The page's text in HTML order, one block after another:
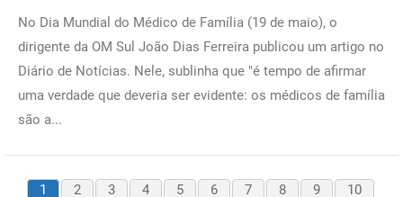
No Dia Mundial do Médico de Família (19 de maio), o
dirigente da OM Sul João Dias Ferreira publicou um artigo no
Diário de Notícias. Nele, sublinha que "é tempo de afirmar
uma verdade que deveria ser evidente: os médicos de família
são a...
1 2 3 4 5 6 7 8 9
10